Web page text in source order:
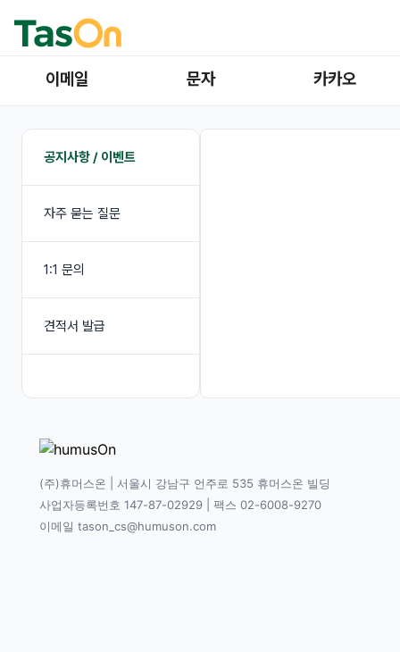
이메일 문자 카카오
공지사항 / 이벤트
자주 묻는 질문
1:1 문의
견적서 발급
(주)휴머스온 | 서울시 강남구 언주로 535 휴머스온 빌딩
사업자등록번호 147-87-02929 | 팩스 02-6008-9270
이메일 tason_cs@humuson.com